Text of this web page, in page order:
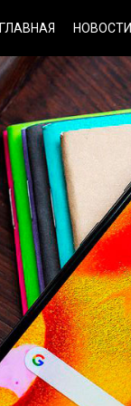
ГЛАВНАЯ НОВОСТИ